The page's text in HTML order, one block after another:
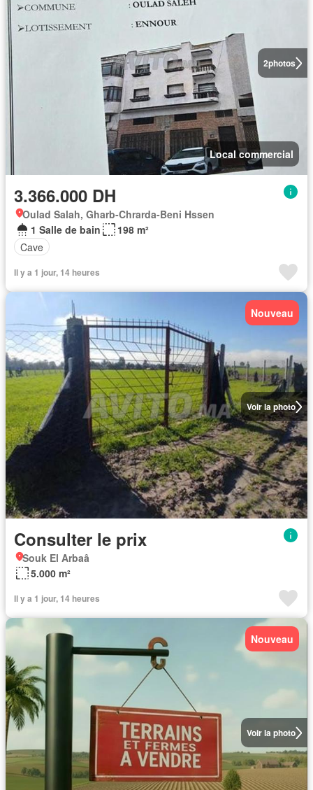
2photos
Local commercial
3.366.000 DH
Oulad Salah, Gharb-Chrarda-Beni Hssen
1 Salle de bain
198 m²
Cave
Il y a 1 jour, 14 heures
Voir la photo
Nouveau
Consulter le prix
Souk El Arbaâ
5.000 m²
Il y a 1 jour, 14 heures
Voir la photo
Nouveau